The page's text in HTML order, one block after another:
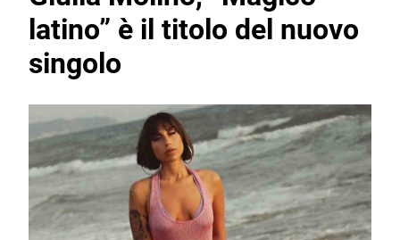
latino” è il titolo del nuovo
singolo